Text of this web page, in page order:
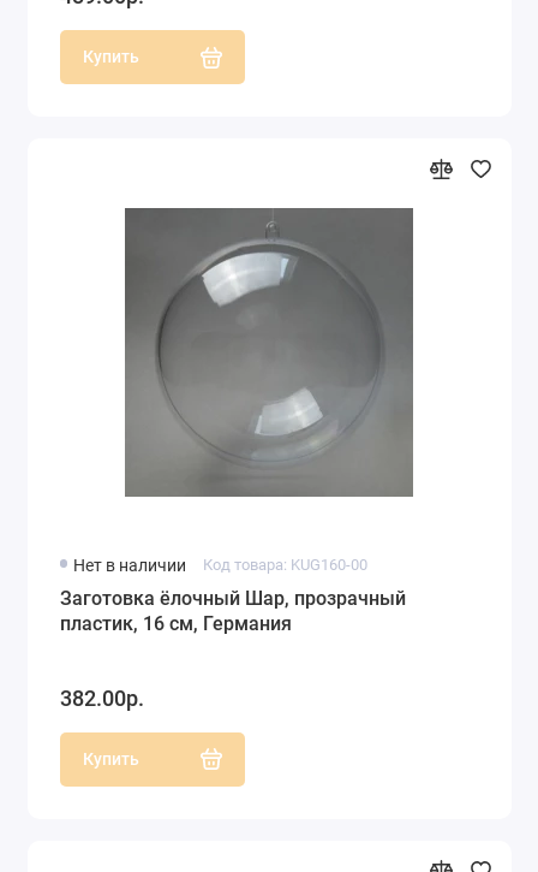
Купить
Нет в наличии Код товара: KUG160-00
Заготовка ёлочный Шар, прозрачный
пластик, 16 см, Германия
382.00р.
Купить